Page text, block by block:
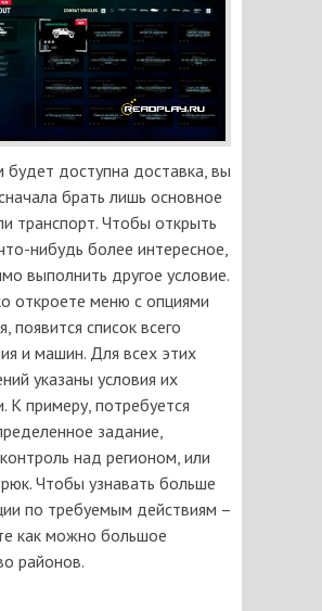
будет доступна доставка, вы
брать лишь основное
транспорт. Чтобы открыть
нибудь более интересное,
выполнить другое условие.
откроете меню с опциями
появится список всего
и машин. Для всех этих
указаны условия их
К примеру, потребуется
задание,
над регионом, или
Чтобы узнавать больше
по требуемым действиям –
как можно большое
районов.